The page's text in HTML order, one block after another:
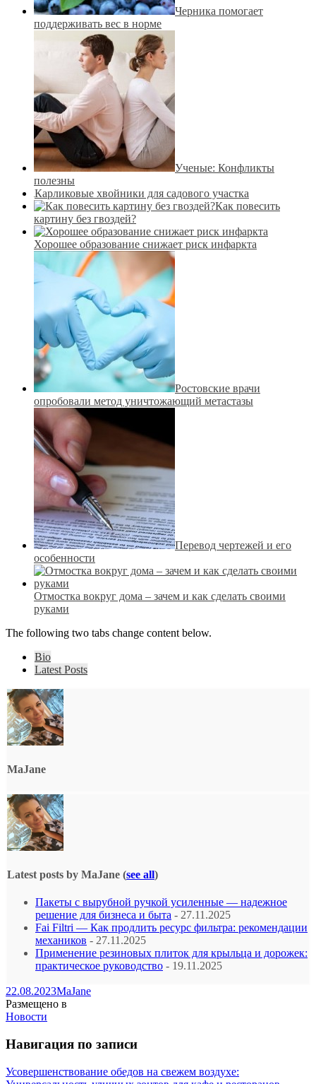
Черника помогает
поддерживать вес в норме
Ученые: Конфликты
полезны
Карликовые хвойники для садового участка
Как повесить
картину без гвоздей?
Хорошее образование снижает риск инфаркта
Ростовские врачи
опробовали метод уничтожающий метастазы
Перевод чертежей и его
особенности
Отмостка вокруг дома – зачем и как сделать своими
руками
The following two tabs change content below.
Bio
Latest Posts
MaJane
Latest posts by MaJane (see all)
Пакеты с вырубной ручкой усиленные — надежное
решение для бизнеса и быта - 27.11.2025
Fai Filtri — Как продлить ресурс фильтра: рекомендации
механиков - 27.11.2025
Применение резиновых плиток для крыльца и дорожек:
практическое руководство - 19.11.2025
22.08.2023MaJane
Размещено в
Новости
Навигация по записи
Усовершенствование обедов на свежем воздухе: